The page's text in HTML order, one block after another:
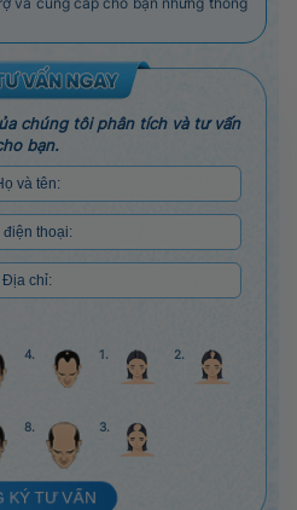
chúng tôi phân tích và tư vấn
bạn.
4. 1. 2.
8. 3.
KÝ TƯ VẤN